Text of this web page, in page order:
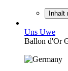
Inhalt
Uns Uwe
Ballon d'Or